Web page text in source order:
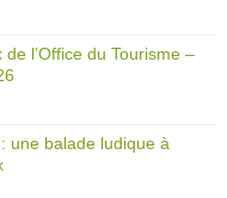
l’Office du Tourisme –
une balade ludique à